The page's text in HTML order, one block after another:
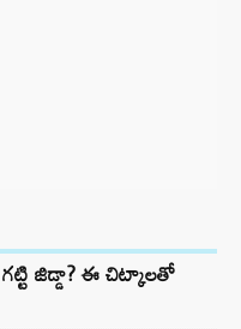
జిడ్డా? ఈ చిట్కాలతో